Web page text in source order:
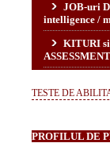
JOB-uri
intelligence /
KITURI si
ASSESSMENT
TESTE DE
PROFILUL DE